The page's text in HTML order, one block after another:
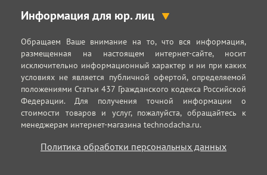
Информация для юр. лиц
Обращаем Ваше внимание на то, что вся информация,
размещенная на настоящем интернет-сайте, носит
исключительно информационный характер и ни при каких
условиях не является публичной офертой, определяемой
положениями Статьи 437 Гражданского кодекса Российской
Федерации. Для получения точной информации о
стоимости товаров и услуг, пожалуйста, обращайтесь к
менеджерам интернет-магазина technodacha.ru.
Политика обработки персональных данных